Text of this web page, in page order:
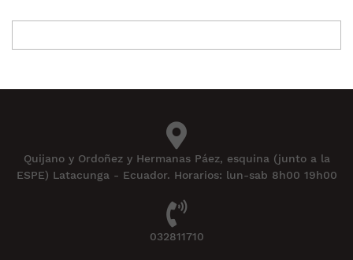
Quijano y Ordoñez y Hermanas Páez, esquina (junto a la
ESPE) Latacunga - Ecuador. Horarios: lun-sab 8h00 19h00
032811710